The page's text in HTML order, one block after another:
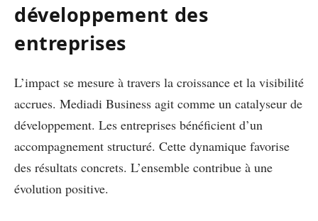
développement des
entreprises
L’impact se mesure à travers la croissance et la visibilité
accrues. Mediadi Business agit comme un catalyseur de
développement. Les entreprises bénéficient d’un
accompagnement structuré. Cette dynamique favorise
des résultats concrets. L’ensemble contribue à une
évolution positive.